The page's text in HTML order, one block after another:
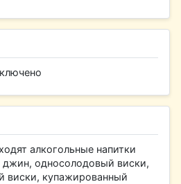
алкогольные напитки
джин, односолодовый виски,
виски, купажированный